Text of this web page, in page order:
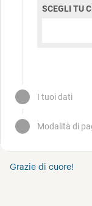
Grazie di cuore!